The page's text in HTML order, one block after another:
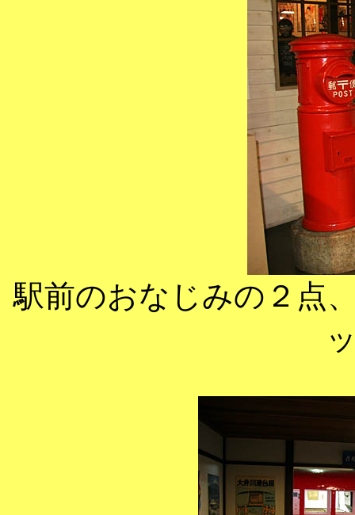
駅前のおなじみの２点